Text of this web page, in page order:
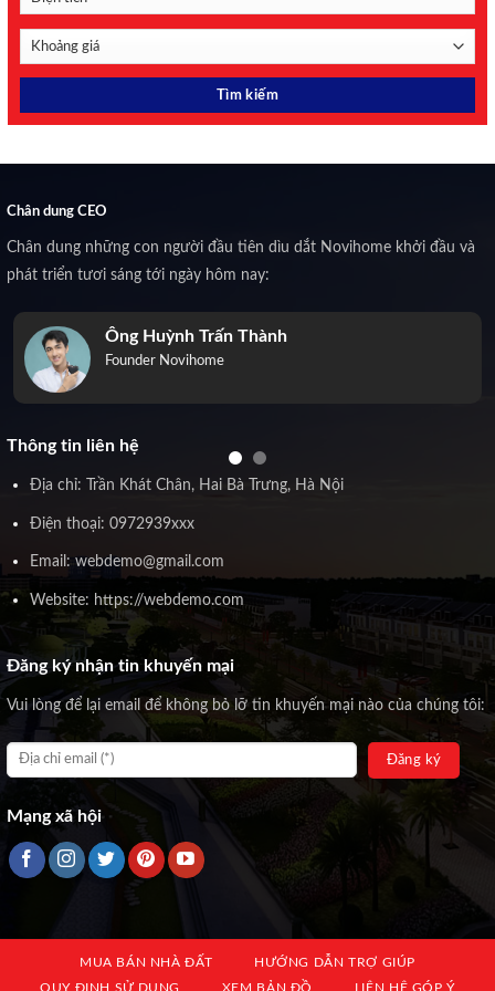
Chân dung CEO
Chân dung những con người đầu tiên dìu dắt Novihome khởi đầu và
phát triển tươi sáng tới ngày hôm nay:
Ông Huỳnh Trấn Thành
Founder Novihome
Thông tin liên hệ
Địa chỉ: Trần Khát Chân, Hai Bà Trưng, Hà Nội
Điện thoại: 0972939xxx
Email: webdemo@gmail.com
Website: https://webdemo.com
Đăng ký nhận tin khuyến mại
Vui lòng để lại email để không bỏ lỡ tin khuyến mại nào của chúng tôi:
Mạng xã hội
MUA BÁN NHÀ ĐẤT
HƯỚNG DẪN TRỢ GIÚP
QUY ĐỊNH SỬ DỤNG
XEM BẢN ĐỒ LIÊN HỆ GÓP Ý